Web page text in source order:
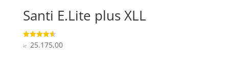
Santi E.Lite plus XLL
Vurderet
4.6
kr.25.175,00